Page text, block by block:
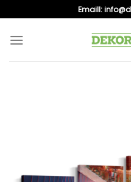
to
content
Emaill: